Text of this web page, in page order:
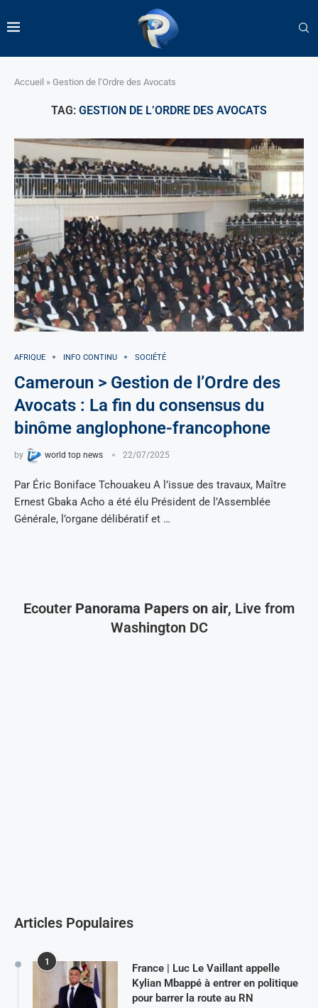
Accueil » Gestion de l’Ordre des Avocats
TAG: GESTION DE L’ORDRE DES AVOCATS
AFRIQUE INFO CONTINU SOCIÉTÉ
Cameroun > Gestion de l’Ordre des
Avocats : La fin du consensus du
binôme anglophone-francophone
by world top news 22/07/2025
Par Éric Boniface Tchouakeu A l’issue des travaux, Maître
Ernest Gbaka Acho a été élu Président de l’Assemblée
Générale, l’organe délibératif et …
Ecouter Panorama Papers on air, Live from
Washington DC
Articles Populaires
1
France | Luc Le Vaillant appelle
Kylian Mbappé à entrer en politique
pour barrer la route au RN